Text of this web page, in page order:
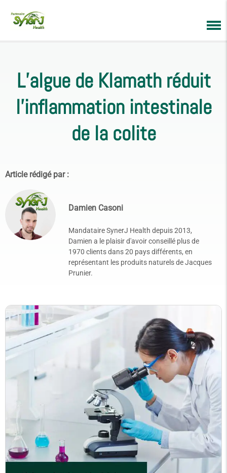
L’algue de Klamath réduit
l’inflammation intestinale
de la colite
Article rédigé par :
Damien Casoni
Mandataire SynerJ Health depuis 2013,
Damien a le plaisir d'avoir conseillé plus de
1970 clients dans 20 pays différents, en
représentant les produits naturels de Jacques
Prunier.